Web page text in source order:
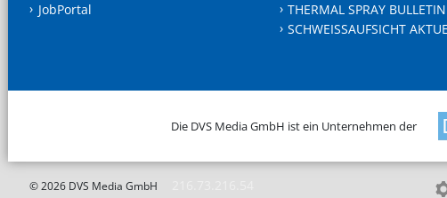
JobPortal
THERMAL SPRAY BULLETIN
SCHWEISSAUFSICHT
Die DVS Media GmbH ist ein Unternehmen der
© 2026 DVS Media GmbH